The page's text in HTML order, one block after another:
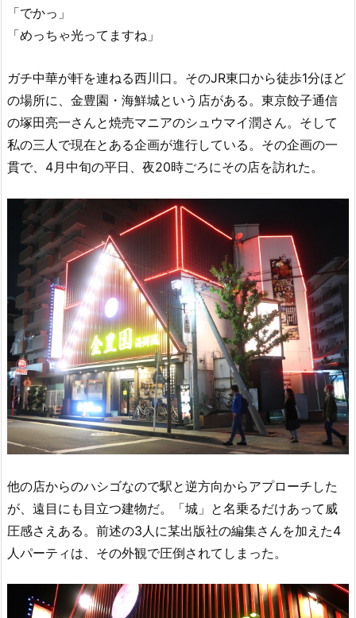
「でかっ」
「めっちゃ光ってますね」
ガチ中華が軒を連ねる西川口。そのJR東口から徒歩1分ほど
の場所に、金豊園・海鮮城という店がある。東京餃子通信
の塚田亮一さんと焼売マニアのシュウマイ潤さん。そして
私の三人で現在とある企画が進行している。その企画の一
貫で、4月中旬の平日、夜20時ごろにその店を訪れた。
他の店からのハシゴなので駅と逆方向からアプローチした
が、遠目にも目立つ建物だ。「城」と名乗るだけあって威
圧感さえある。前述の3人に某出版社の編集さんを加えた4
人パーティは、その外観で圧倒されてしまった。